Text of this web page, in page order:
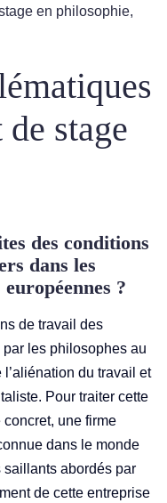
en philosophie,
stage
des conditions
dans les
?
de travail des
les philosophes au
du travail et
Pour traiter cette
une firme
dans le monde
abordés par
de cette entreprise